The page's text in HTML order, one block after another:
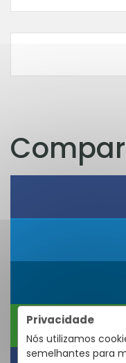
Privacidade
Nós utilizamos
semelhantes para